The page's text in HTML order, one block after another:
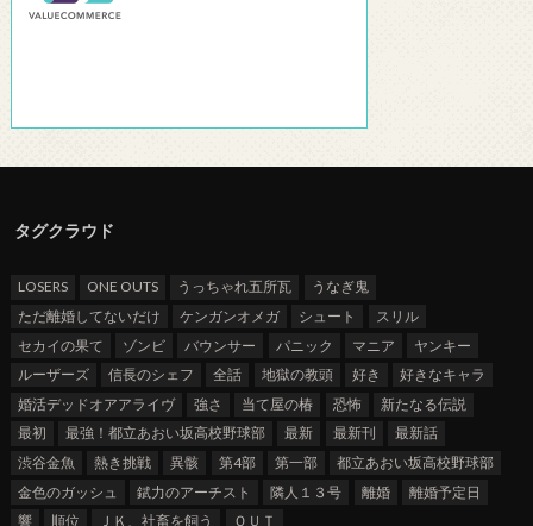
タグクラウド
LOSERS ONE OUTS うっちゃれ五所瓦
うなぎ鬼
ただ離婚してないだけ
ケンガンオメガ シュート
スリル
セカイの果て
ゾンビ バウンサー パニック マニア
ヤンキー
ルーザーズ
信長のシェフ 全話 地獄の教頭 好き
好きなキャラ
婚活デッドオアアライヴ
強さ 当て屋の椿 恐怖
新たなる伝説
最初
最強！都立あおい坂高校野球部 最新 最新刊
最新話
渋谷金魚
熱き挑戦 異骸 第4部 第一部
都立あおい坂高校野球部
金色のガッシュ
錻力のアーチスト 隣人１３号 離婚
離婚予定日
響
順位 ＪＫ、社畜を飼う ＯＵＴ